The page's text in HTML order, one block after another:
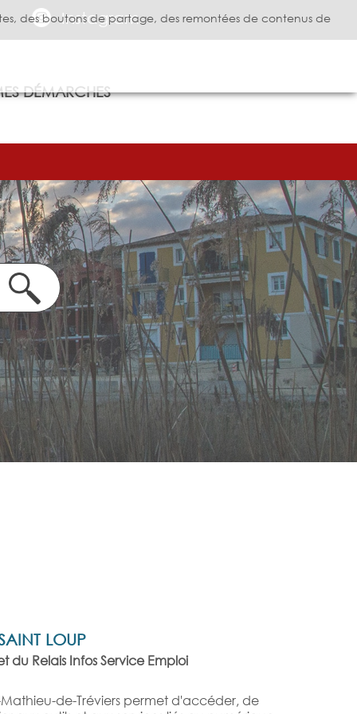
des boutons de partage, des remontées de contenus de
Instagram
DÉMARCHES
LOUP
du Relais Infos Service Emploi
de-Tréviers permet d'accéder, de